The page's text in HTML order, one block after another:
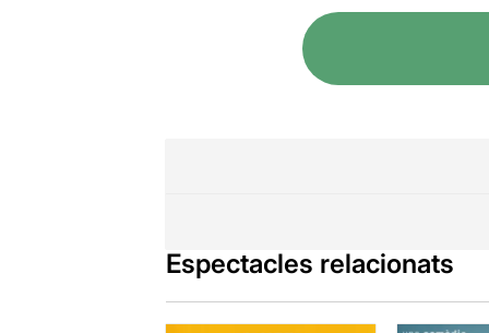
Espectacles relacionats